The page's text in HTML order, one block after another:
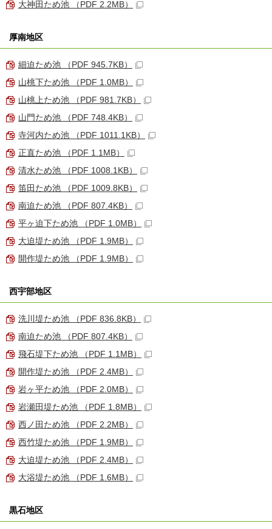
大神田ため池 （PDF 2.2MB）
厚南地区
細迫ため池 （PDF 945.7KB）
山桃下ため池 （PDF 1.0MB）
山桃上ため池 （PDF 981.7KB）
山門ため池 （PDF 748.4KB）
寺河内ため池 （PDF 1011.1KB）
正直ため池 （PDF 1.1MB）
清水ため池 （PDF 1008.1KB）
笛田ため池 （PDF 1009.8KB）
南迫ため池 （PDF 807.4KB）
平ヶ迫下ため池 （PDF 1.0MB）
大迫堤ため池 （PDF 1.9MB）
開作堤ため池 （PDF 1.9MB）
西宇部地区
洗川堤ため池 （PDF 836.8KB）
南迫ため池 （PDF 807.4KB）
飛石堤下ため池 （PDF 1.1MB）
開作堤ため池 （PDF 2.4MB）
岩ヶ平ため池 （PDF 2.0MB）
岩瀬田堤ため池 （PDF 1.8MB）
西ノ田ため池 （PDF 2.2MB）
西竹堤ため池 （PDF 1.9MB）
大迫堤ため池 （PDF 2.4MB）
大浴堤ため池 （PDF 1.6MB）
黒石地区